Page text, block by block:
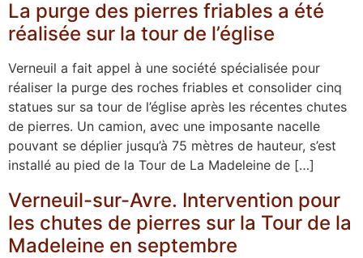
La purge des pierres friables a été
réalisée sur la tour de l’église
Verneuil a fait appel à une société spécialisée pour
réaliser la purge des roches friables et consolider cinq
statues sur sa tour de l’église après les récentes chutes
de pierres. Un camion, avec une imposante nacelle
pouvant se déplier jusqu’à 75 mètres de hauteur, s’est
installé au pied de la Tour de La Madeleine de […]
Verneuil-sur-Avre. Intervention pour
les chutes de pierres sur la Tour de la
Madeleine en septembre